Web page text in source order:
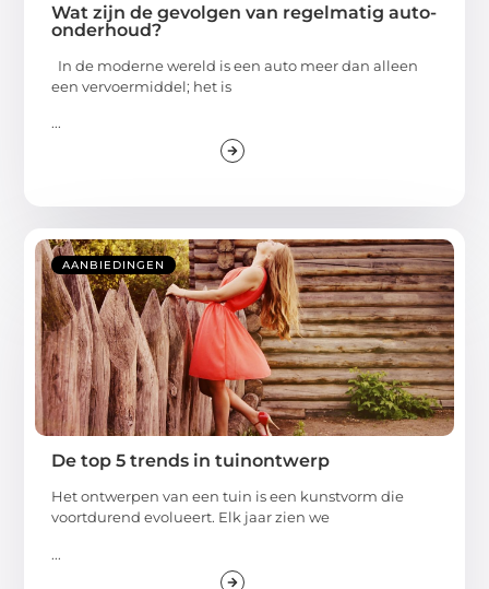
Wat zijn de gevolgen van regelmatig auto-
onderhoud?
In de moderne wereld is een auto meer dan alleen
een vervoermiddel; het is
...
AANBIEDINGEN
De top 5 trends in tuinontwerp
Het ontwerpen van een tuin is een kunstvorm die
voortdurend evolueert. Elk jaar zien we
...